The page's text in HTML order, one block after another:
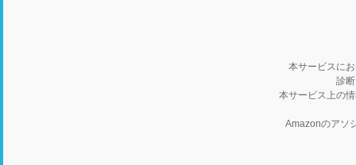
本サービスに
診
本サービス上の
Amazonのアソ